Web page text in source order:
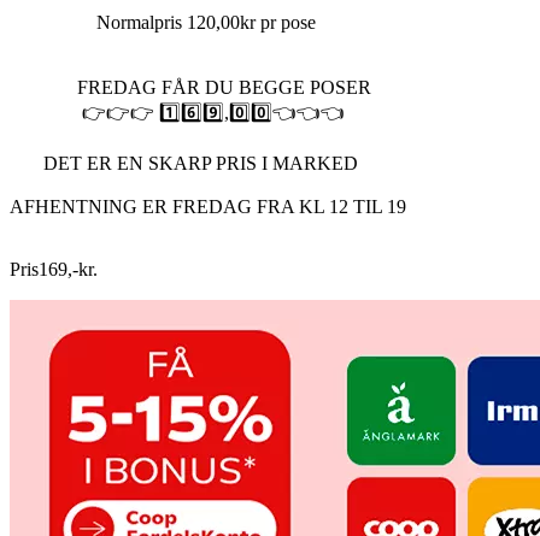
Normalpris 120,00kr pr pose
FREDAG FÅR DU BEGGE POSER
👉👉👉 1️⃣6️⃣9️⃣,0️⃣0️⃣👈👈👈
DET ER EN SKARP PRIS I MARKED
AFHENTNING ER FREDAG FRA KL 12 TIL 19
Pris169,-kr.